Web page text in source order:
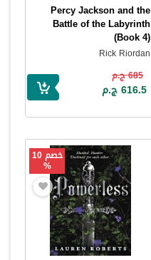
Percy Jackson and the
Battle of the Labyrinth
(Book 4)
Rick Riordan
685 ج.م
616.5 ج.م
خصم 10
%